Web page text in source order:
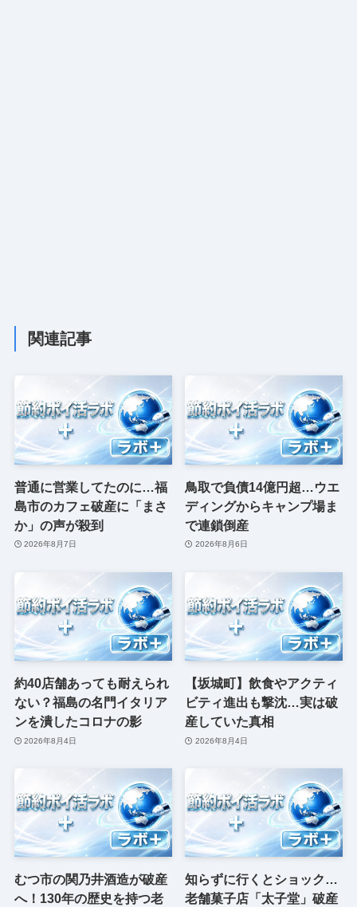
関連記事
普通に営業してたのに…福
島市のカフェ破産に「まさ
か」の声が殺到
2026年8月7日
鳥取で負債14億円超…ウエ
ディングからキャンプ場ま
で連鎖倒産
2026年8月6日
約40店舗あっても耐えられ
ない？福島の名門イタリア
ンを潰したコロナの影
2026年8月4日
【坂城町】飲食やアクティ
ビティ進出も撃沈…実は破
産していた真相
2026年8月4日
むつ市の関乃井酒造が破産
へ！130年の歴史を持つ老
知らずに行くとショック…
老舗菓子店「太子堂」破産